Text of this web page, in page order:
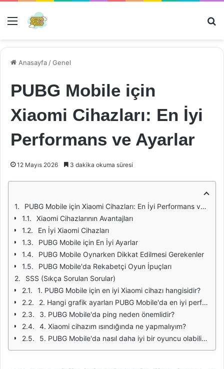
Menü
Anasayfa /Genel
PUBG Mobile için
Xiaomi Cihazları: En İyi
Performans ve Ayarlar
12 Mayıs 2026 3 dakika okuma süresi
PUBG Mobile için Xiaomi Cihazları: En İyi Performans ve Ayarlar
Xiaomi Cihazlarının Avantajları
En İyi Xiaomi Cihazları
PUBG Mobile için En İyi Ayarlar
PUBG Mobile Oynarken Dikkat Edilmesi Gerekenler
PUBG Mobile'da Rekabetçi Oyun İpuçları
SSS (Sıkça Sorulan Sorular)
1. PUBG Mobile için en iyi Xiaomi cihazı hangisidir?
2. Hangi grafik ayarları PUBG Mobile'da en iyi performansı sağlar?
3. PUBG Mobile'da ping neden önemlidir?
4. Xiaomi cihazım ısındığında ne yapmalıyım?
5. PUBG Mobile'da nasıl daha iyi bir oyuncu olabilirim?